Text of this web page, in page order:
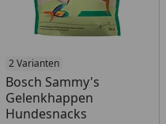
2 Varianten
Bosch Sammy's
Gelenkhappen
Hundesnacks
Produkt am Lager